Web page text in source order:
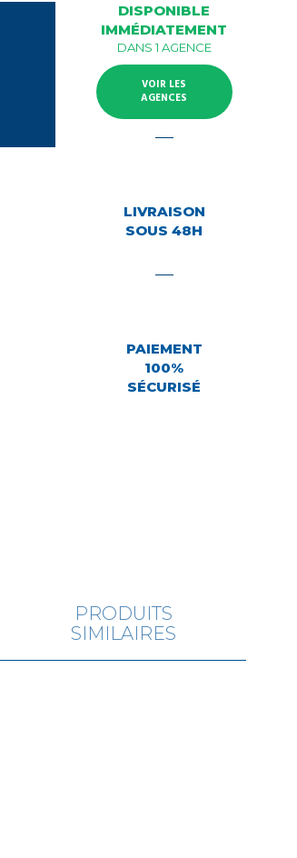
DISPONIBLE
IMMÉDIATEMENT
DANS 1 AGENCE
VOIR LES
AGENCES
LIVRAISON
SOUS 48H
PAIEMENT
100%
SÉCURISÉ
PRODUITS
SIMILAIRES